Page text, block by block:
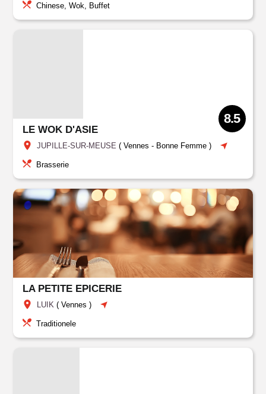
Chinese, Wok, Buffet
LE WOK D'ASIE
JUPILLE-SUR-MEUSE (Vennes - Bonne Femme )
8.5
Brasserie
LA PETITE EPICERIE
LUIK (Vennes )
Traditionele